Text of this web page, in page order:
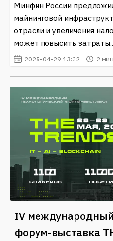
Минфин России
майнинговой
отрасли и увеличения
может повысить затраты..
2025-04-29 13:32 2
IV
форум-выставка